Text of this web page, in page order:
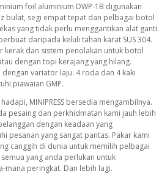
foil aluminium DWP-1B digunakan
bulat, segi empat tepat dan pelbagai botol
yang tidak perlu menggantikan alat ganti.
daripada keluli tahan karat SUS 304.
kerak dan sistem penolakan untuk botol
dengan topi kerajang yang hilang.
variator laju. 4 roda dan 4 kaki
piawaian GMP.
MINIPRESS bersedia mengambilnya.
pesaing dan perkhidmatan kami jauh lebih
dengan keadaan yang
pesanan yang sangat pantas. Pakar kami
canggih di dunia untuk memilih pelbagai
yang anda perlukan untuk
mana peringkat. Dan lebih lagi.